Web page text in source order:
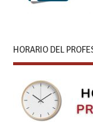
HORARIO DEL